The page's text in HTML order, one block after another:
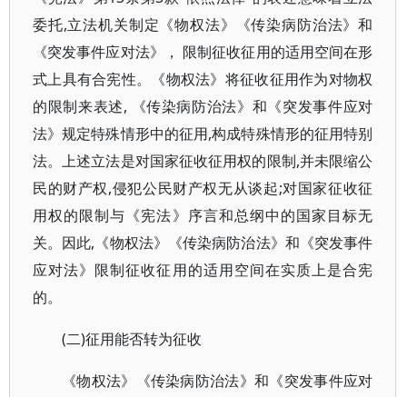
委托,立法机关制定《物权法》《传染病防治法》和
《突发事件应对法》， 限制征收征用的适用空间在形
式上具有合宪性。《物权法》将征收征用作为对物权
的限制来表述, 《传染病防治法》和《突发事件应对
法》规定特殊情形中的征用,构成特殊情形的征用特别
法。上述立法是对国家征收征用权的限制,并未限缩公
民的财产权,侵犯公民财产权无从谈起;对国家征收征
用权的限制与《宪法》序言和总纲中的国家目标无
关。因此,《物权法》《传染病防治法》和《突发事件
应对法》限制征收征用的适用空间在实质上是合宪
的。
(二)征用能否转为征收
《物权法》《传染病防治法》和《突发事件应对